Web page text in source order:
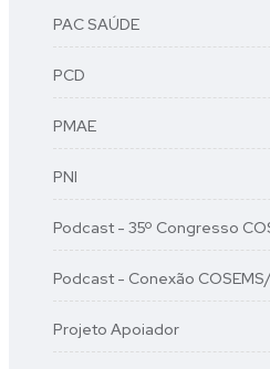
PAC SAÚDE
PCD
PMAE
PNI
Podcast - 35º Congresso
Podcast - Conexão
Projeto Apoiador